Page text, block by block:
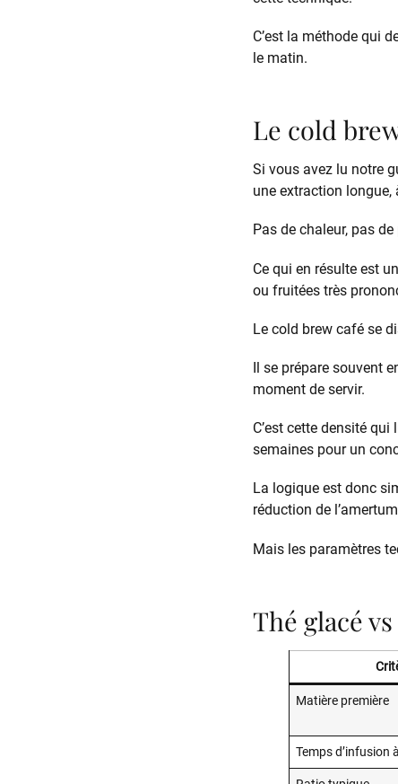
C’est la méthode qui
le matin.
Le cold
Si vous avez lu notre
une extraction longue,
Pas de chaleur, pas
Ce qui en résulte est
ou fruitées très
Le cold brew café se
Il se prépare souvent
moment de servir.
C’est cette densité
semaines pour un
La logique est donc
réduction de
Mais les paramètres
Thé glacé
Matière première
Temps d’infusion